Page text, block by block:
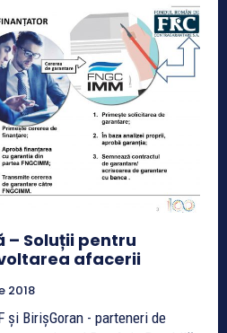
– Soluții pentru
afacerii
2018
și BirișGoran - parteneri de